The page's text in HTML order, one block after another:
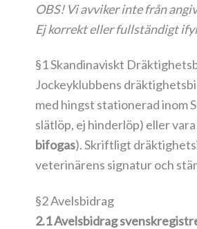
OBS! Vi avviker inte från
Ej korrekt eller fullständigt
§1 Skandinaviskt
Jockeyklubbens
med hingst stationerad inom
slätlöp, ej hinderlöp) eller
bifogas). Skriftligt
veterinärens signatur och
§2 Avelsbidrag
2.1 Avelsbidrag